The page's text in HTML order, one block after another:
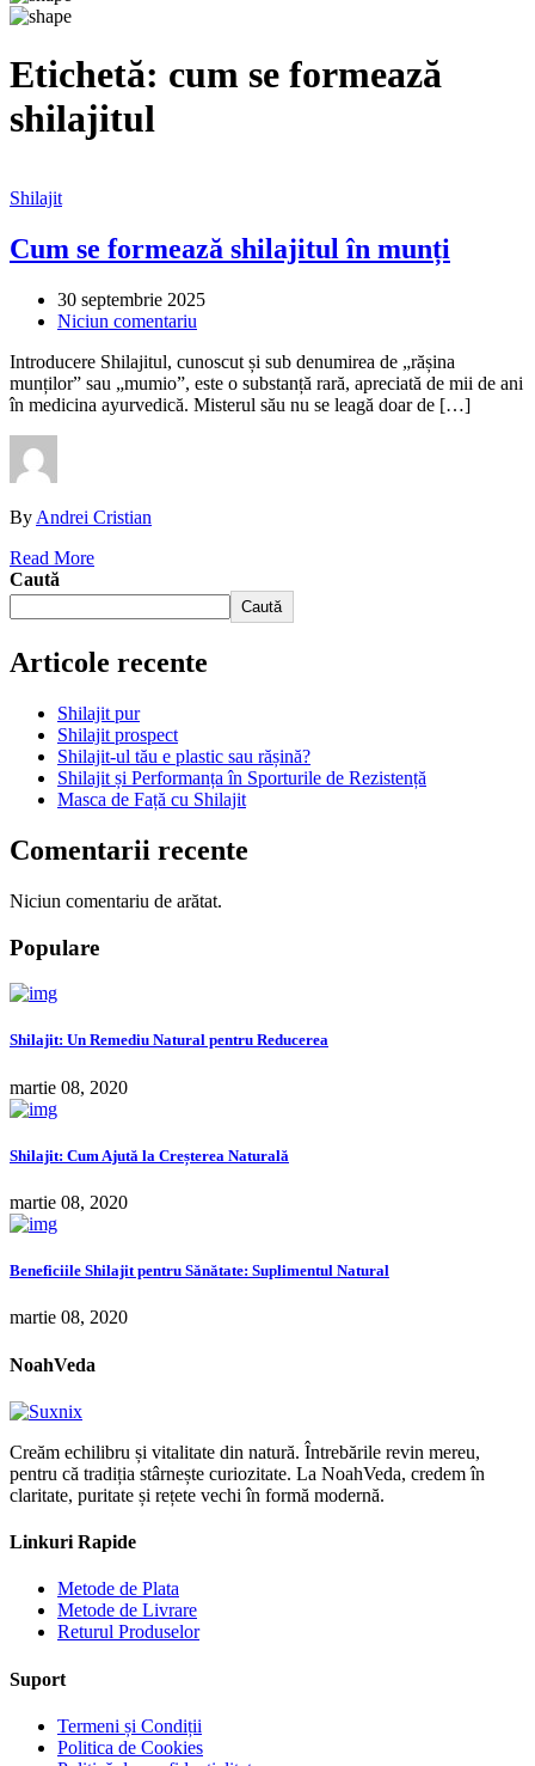
Etichetă: cum se formează
shilajitul
Shilajit
Cum se formează shilajitul în munți
30 septembrie 2025
Niciun comentariu
Introducere Shilajitul, cunoscut și sub denumirea de „rășina
munților” sau „mumio”, este o substanță rară, apreciată de mii de ani
în medicina ayurvedică. Misterul său nu se leagă doar de […]
By Andrei Cristian
Read More
Caută
Caută
Articole recente
Shilajit pur
Shilajit prospect
Shilajit-ul tău e plastic sau rășină?
Shilajit și Performanța în Sporturile de Rezistență
Masca de Față cu Shilajit
Comentarii recente
Niciun comentariu de arătat.
Populare
Shilajit: Un Remediu Natural pentru Reducerea
martie 08, 2020
Shilajit: Cum Ajută la Creșterea Naturală
martie 08, 2020
Beneficiile Shilajit pentru Sănătate: Suplimentul Natural
martie 08, 2020
NoahVeda
Creăm echilibru și vitalitate din natură. Întrebările revin mereu,
pentru că tradiția stârnește curiozitate. La NoahVeda, credem în
claritate, puritate și rețete vechi în formă modernă.
Linkuri Rapide
Metode de Plata
Metode de Livrare
Returul Produselor
Suport
Termeni și Condiții
Politica de Cookies